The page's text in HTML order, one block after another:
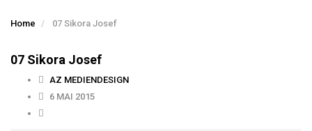
Home 07 Sikora Josef
07 Sikora Josef
AZ MEDIENDESIGN
6 MAI 2015